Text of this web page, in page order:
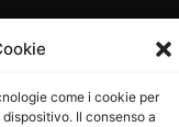
come i cookie per
Il consenso a